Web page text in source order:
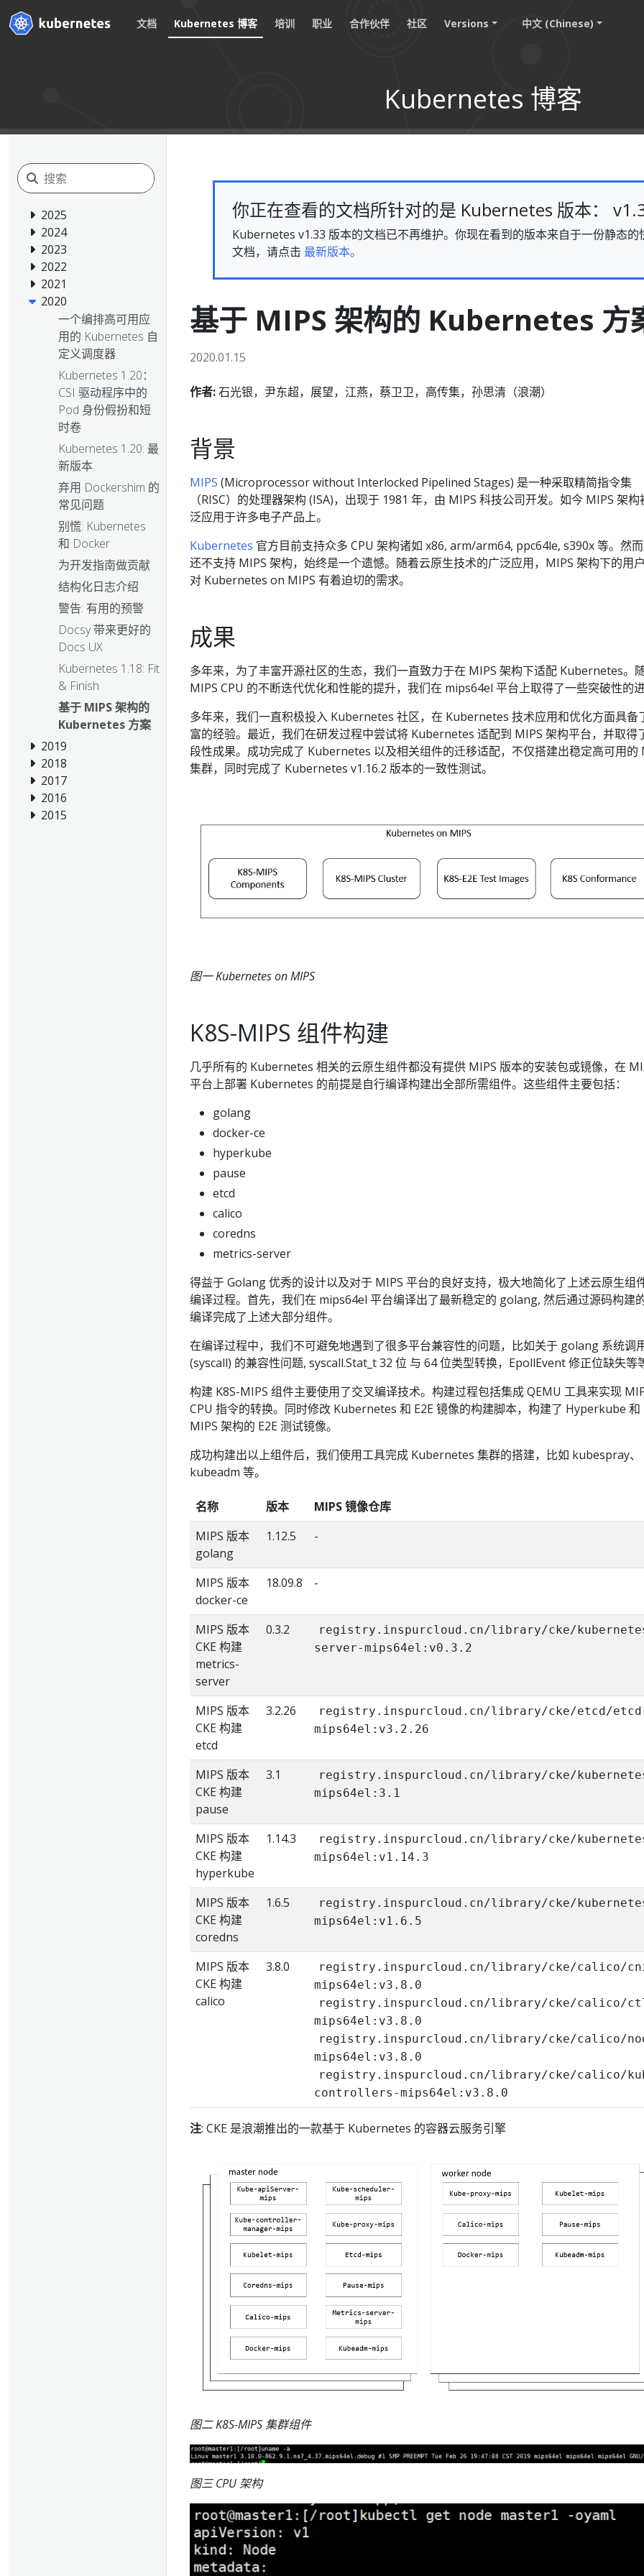
文档 Kubernetes 博客 培训 职业 合作伙伴 社区 Versions 中文 (Chinese)
Kubernetes 博客
2025
2024
2023
2022
2021
2020
一个编排高可用应
用的 Kubernetes 自
定义调度器
Kubernetes 1.20：
CSI 驱动程序中的
Pod 身份假扮和短
时卷
Kubernetes 1.20: 最
新版本
弃用 Dockershim 的
常见问题
别慌: Kubernetes
和 Docker
为开发指南做贡献
结构化日志介绍
警告: 有用的预警
Docsy 带来更好的
Docs UX
Kubernetes 1.18: Fit
& Finish
基于 MIPS 架构的
Kubernetes 方案
2019
2018
2017
2016
2015
你正在查看的文档所针对的是 Kubernetes 版本：
Kubernetes v1.33 版本的文档已不再维护。你现在看到的版本来自于一份静态的
文档，请点击 最新版本。
基于 MIPS 架构的 Kubernetes 方
2020.01.15
作者:石光银，尹东超，展望，江燕，蔡卫卫，高传集，孙思清（浪潮）
背景
MIPS (Microprocessor without Interlocked Pipelined Stages) 是一种采取精简指令集
（RISC）的处理器架构 (ISA)，出现于 1981 年，由 MIPS 科技公司开发。如今 MIPS 架构
泛应用于许多电子产品上。
Kubernetes 官方目前支持众多 CPU 架构诸如 x86, arm/arm64, ppc64le, s390x 等。然
还不支持 MIPS 架构，始终是一个遗憾。随着云原生技术的广泛应用，MIPS 架构下的用
对 Kubernetes on MIPS 有着迫切的需求。
成果
多年来，为了丰富开源社区的生态，我们一直致力于在 MIPS 架构下适配 Kubernetes。
MIPS CPU 的不断迭代优化和性能的提升，我们在 mips64el 平台上取得了一些突破性的进
多年来，我们一直积极投入 Kubernetes 社区，在 Kubernetes 技术应用和优化方面具备
富的经验。最近，我们在研发过程中尝试将 Kubernetes 适配到 MIPS 架构平台，并取得
段性成果。成功完成了 Kubernetes 以及相关组件的迁移适配，不仅搭建出稳定高可用的
集群，同时完成了 Kubernetes v1.16.2 版本的一致性测试。
图一 Kubernetes on MIPS
K8S-MIPS 组件构建
几乎所有的 Kubernetes 相关的云原生组件都没有提供 MIPS 版本的安装包或镜像，在
平台上部署 Kubernetes 的前提是自行编译构建出全部所需组件。这些组件主要包括：
golang
docker-ce
hyperkube
pause
etcd
calico
coredns
metrics-server
得益于 Golang 优秀的设计以及对于 MIPS 平台的良好支持，极大地简化了上述云原生组
编译过程。首先，我们在 mips64el 平台编译出了最新稳定的 golang, 然后通过源码构建
编译完成了上述大部分组件。
在编译过程中，我们不可避免地遇到了很多平台兼容性的问题，比如关于 golang 系统调
(syscall) 的兼容性问题, syscall.Stat_t 32 位 与 64 位类型转换，EpollEvent 修正位缺失等
构建 K8S-MIPS 组件主要使用了交叉编译技术。构建过程包括集成 QEMU 工具来实现
CPU 指令的转换。同时修改 Kubernetes 和 E2E 镜像的构建脚本，构建了 Hyperkube 和
MIPS 架构的 E2E 测试镜像。
成功构建出以上组件后，我们使用工具完成 Kubernetes 集群的搭建，比如 kubespray、
kubeadm 等。
名称 版本
MIPS 镜像仓库
MIPS 版本
golang
1.12.5 -
MIPS 版本
docker-ce
18.09.8 -
MIPS 版本
CKE 构建
metrics-
server
0.3.2
registry.inspurcloud.cn/library/cke/
server-mips64el:v0.3.2
MIPS 版本
CKE 构建
etcd
3.2.26
registry.inspurcloud.cn/library/cke/etcd/
mips64el:v3.2.26
MIPS 版本
CKE 构建
pause
3.1
registry.inspurcloud.cn/library/cke/
mips64el:3.1
MIPS 版本
CKE 构建
hyperkube
1.14.3
registry.inspurcloud.cn/library/cke/
mips64el:v1.14.3
MIPS 版本
CKE 构建
coredns
1.6.5
registry.inspurcloud.cn/library/cke/
mips64el:v1.6.5
MIPS 版本
CKE 构建
calico
3.8.0
registry.inspurcloud.cn/library/cke/calico/
mips64el:v3.8.0
registry.inspurcloud.cn/library/cke/calico/
mips64el:v3.8.0
registry.inspurcloud.cn/library/cke/calico/
mips64el:v3.8.0
registry.inspurcloud.cn/library/cke/calico/
controllers-mips64el:v3.8.0
注: CKE 是浪潮推出的一款基于 Kubernetes 的容器云服务引擎
图二 K8S-MIPS 集群组件
图三 CPU 架构